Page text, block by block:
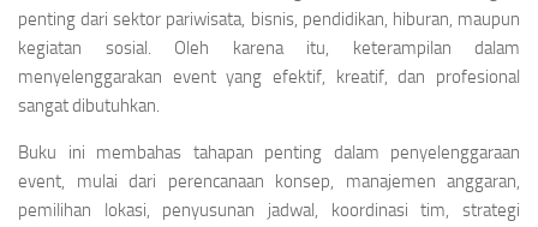
penting dari sektor pariwisata, bisnis, pendidikan, hiburan, maupun
kegiatan sosial. Oleh karena itu, keterampilan dalam
menyelenggarakan event yang efektif, kreatif, dan profesional
sangat dibutuhkan.
Buku ini membahas tahapan penting dalam penyelenggaraan
event, mulai dari perencanaan konsep, manajemen anggaran,
pemilihan lokasi, penyusunan jadwal, koordinasi tim, strategi